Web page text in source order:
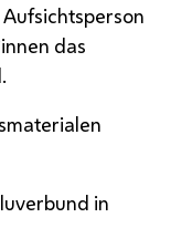
das
in